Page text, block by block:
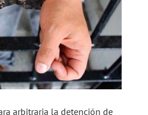
arbitraria la detención de